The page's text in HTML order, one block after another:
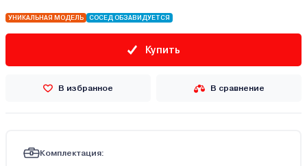
УНИКАЛЬНАЯ МОДЕЛЬ СОСЕД ОБЗАВИДУЕТСЯ
Купить
В избранное В сравнение
Комплектация: